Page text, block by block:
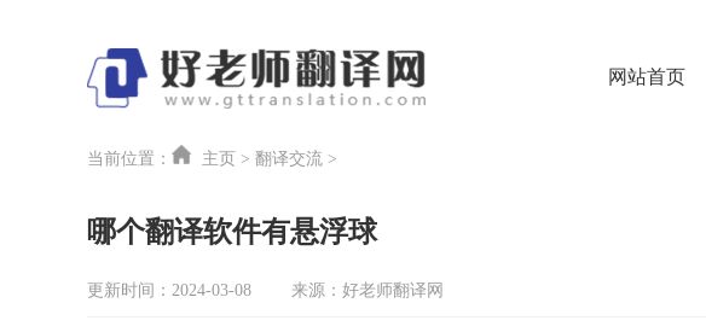
网站首页
当前位置： 主页 > 翻译交流 >
哪个翻译软件有悬浮球
更新时间：2024-03-08 来源：好老师翻译网